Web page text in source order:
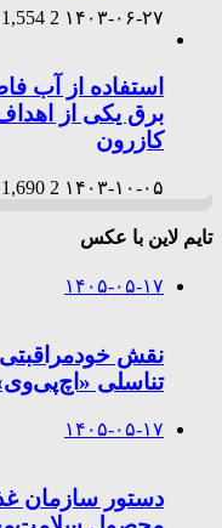
۱۴۰۳-۰۶-۲۷ 2
1,554
استفاده از آب
برق یکی از
کازرون
۱۴۰۳-۱۰-۰۵ 2
1,690
تایم لاین با عکس
۱۴۰۵-۰۵-۱۷
نقش خودمراقبتی
تناسلی
۱۴۰۵-۰۵-۱۷